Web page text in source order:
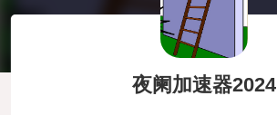
夜阑加速器2024